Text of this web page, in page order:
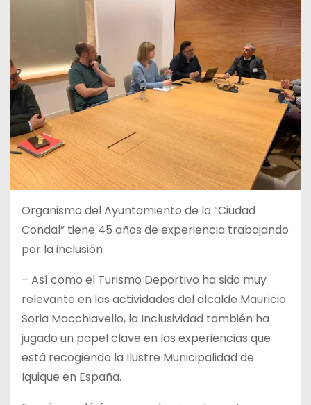
Organismo del Ayuntamiento de la “Ciudad
Condal” tiene 45 años de experiencia trabajando
por la inclusión
– Así como el Turismo Deportivo ha sido muy
relevante en las actividades del alcalde Mauricio
Soria Macchiavello, la Inclusividad también ha
jugado un papel clave en las experiencias que
está recogiendo la Ilustre Municipalidad de
Iquique en España.